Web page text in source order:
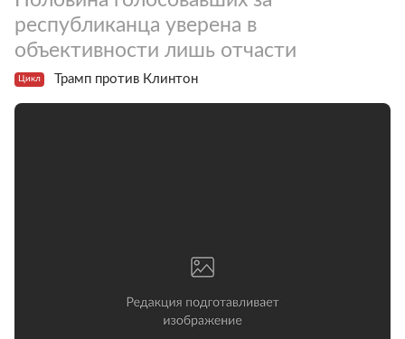
республиканца уверена в
объективности лишь отчасти
Цикл Трамп против Клинтон